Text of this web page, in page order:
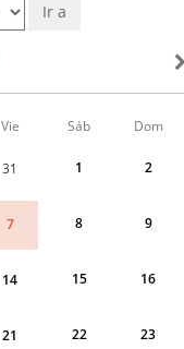
Ir a
Vie Sáb Dom
31 1 2
7 8 9
14 15 16
21 22 23